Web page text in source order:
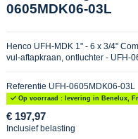
0605MDK06-03L
Henco UFH-MDK 1" - 6 x 3/4"
vul-aftapkraan, ontluchter - UFH-
Referentie UFH-0605MDK06-03L
Op voorraad : levering in Benelux,
€ 197,97
Inclusief belasting